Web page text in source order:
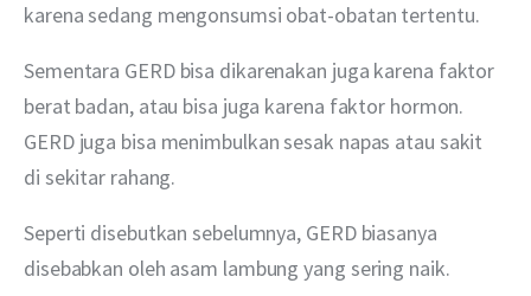
karena sedang mengonsumsi obat-obatan tertentu.
Sementara GERD bisa dikarenakan juga karena faktor
berat badan, atau bisa juga karena faktor hormon.
GERD juga bisa menimbulkan sesak napas atau sakit
di sekitar rahang.
Seperti disebutkan sebelumnya, GERD biasanya
disebabkan oleh asam lambung yang sering naik.